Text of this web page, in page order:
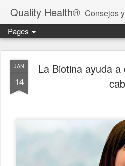
Quality Health® Consejos y tips de
Pages
JAN
14
La Biotina ayuda